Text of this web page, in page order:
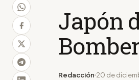
Japón
Redacción 20 de